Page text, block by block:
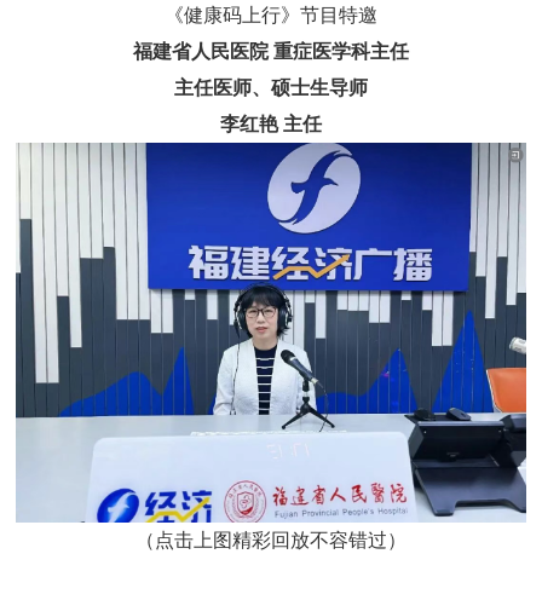
《健康码上行》节目特邀
福建省人民医院 重症医学科主任
主任医师、硕士生导师
李红艳 主任
（点击上图精彩回放不容错过）